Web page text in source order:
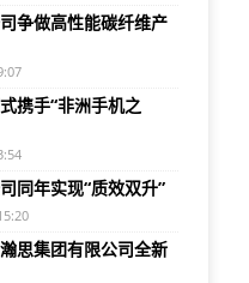
争做高性能碳纤维产
携手“非洲手机之
同年实现“质效双升”
思集团有限公司全新